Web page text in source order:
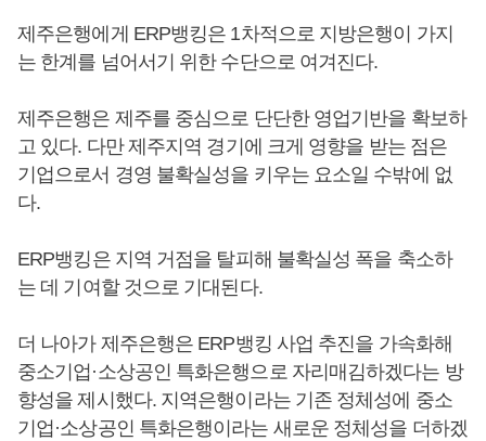
제주은행에게 ERP뱅킹은 1차적으로 지방은행이 가지
는 한계를 넘어서기 위한 수단으로 여겨진다.
제주은행은 제주를 중심으로 단단한 영업기반을 확보하
고 있다. 다만 제주지역 경기에 크게 영향을 받는 점은
기업으로서 경영 불확실성을 키우는 요소일 수밖에 없
다.
ERP뱅킹은 지역 거점을 탈피해 불확실성 폭을 축소하
는 데 기여할 것으로 기대된다.
더 나아가 제주은행은 ERP뱅킹 사업 추진을 가속화해
중소기업·소상공인 특화은행으로 자리매김하겠다는 방
향성을 제시했다. 지역은행이라는 기존 정체성에 중소
기업·소상공인 특화은행이라는 새로운 정체성을 더하겠